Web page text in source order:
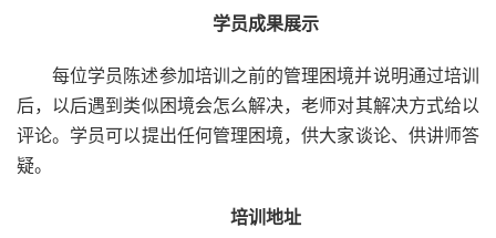
学员成果展示
每位学员陈述参加培训之前的管理困境并说明通过培训
后，以后遇到类似困境会怎么解决，老师对其解决方式给以
评论。学员可以提出任何管理困境，供大家谈论、供讲师答
疑。
培训地址